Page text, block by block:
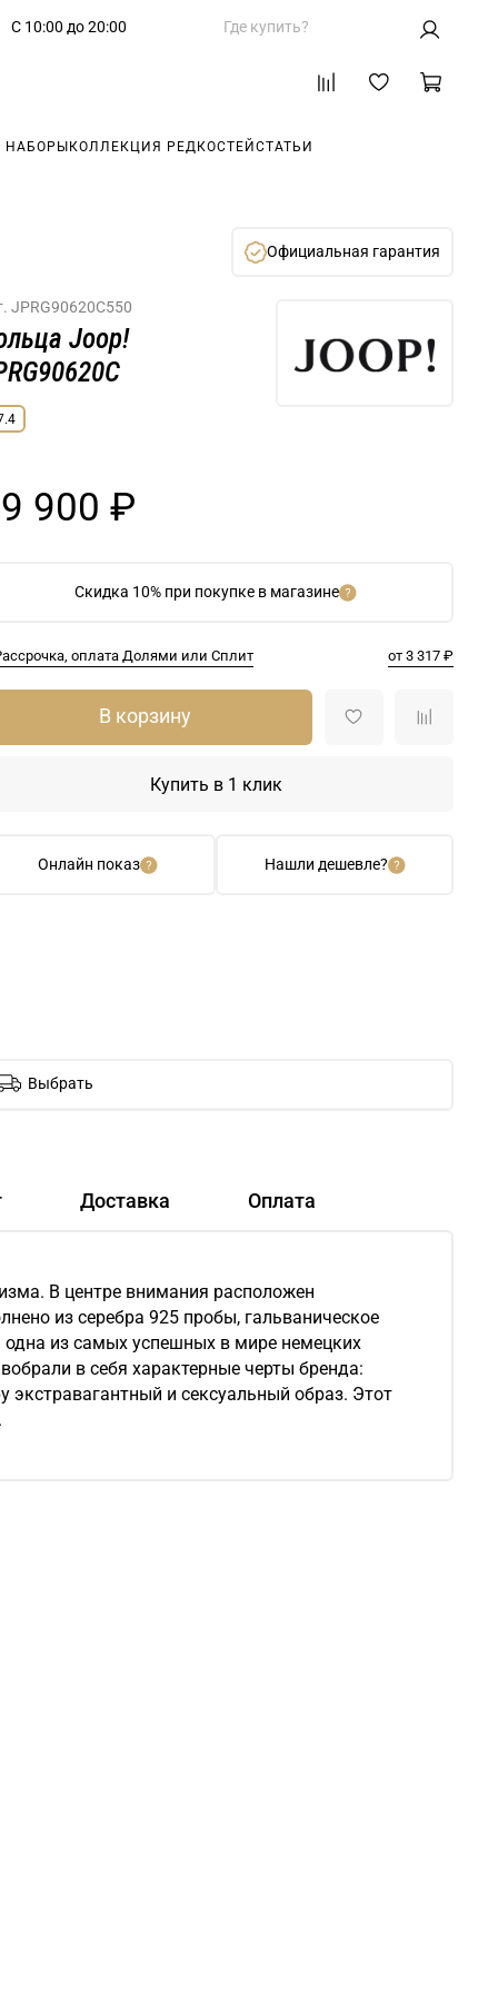
С 10:00 до 20:00 Где купить?
КОЛЛЕКЦИЯ РЕДКОСТЕЙ СТАТЬИ
Официальная гарантия
JPRG90620C550
Скидка 10% при покупке в магазине
оплата Долями или Сплит от 3 317 ₽
Joop!
900 ₽
Онлайн показ Нашли дешевле?
В корзину
Купить в 1 клик
Выбрать
Доставка Оплата
В центре внимания расположен
из серебра 925 пробы, гальваническое
одна из самых успешных в мире немецких
в себя характерные черты бренда:
и сексуальный образ. Этот